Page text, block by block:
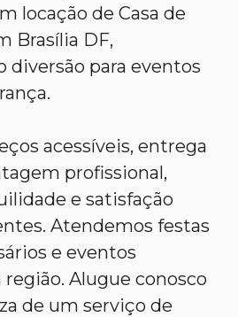
locação de Casa de
Brasília DF,
diversão para eventos
acessíveis, entrega
profissional,
e satisfação
Atendemos festas
e eventos
Alugue conosco
de um serviço de